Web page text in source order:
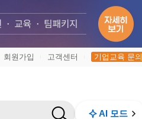
회원가입 고객센터 기업교육 문의
AI 모드